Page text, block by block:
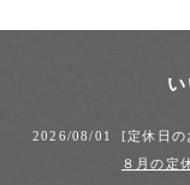
2026/08/01 [ 定休日の
８月の定